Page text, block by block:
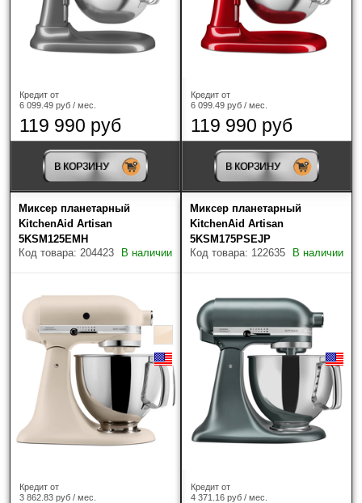
Кредит от
6 099.49 руб / мес.
119 990 руб
В КОРЗИНУ
Кредит от
6 099.49 руб / мес.
119 990 руб
В КОРЗИНУ
Миксер планетарный
KitchenAid Artisan
5KSM125EMH
Код товара: 204423
В наличии
Кредит от
3 862.83 руб / мес.
Миксер планетарный
KitchenAid Artisan
5KSM175PSEJP
Код товара: 122635
В наличии
Кредит от
4 371.16 руб / мес.